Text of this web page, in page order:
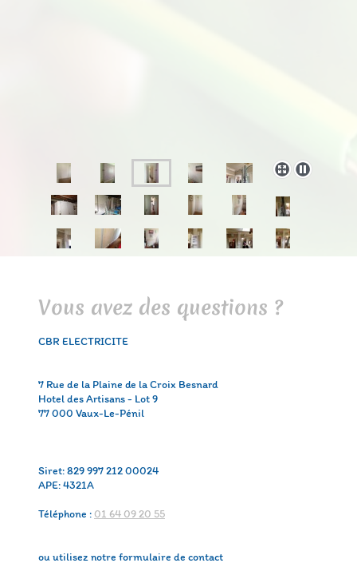
Vous avez des questions ?
CBR ELECTRICITE
7 Rue de la Plaine de la Croix Besnard
Hotel des Artisans - Lot 9
77 000 Vaux-Le-Pénil
Siret: 829 997 212 00024
APE: 4321A
Téléphone : 01 64 09 20 55
ou utilisez notre formulaire de contact